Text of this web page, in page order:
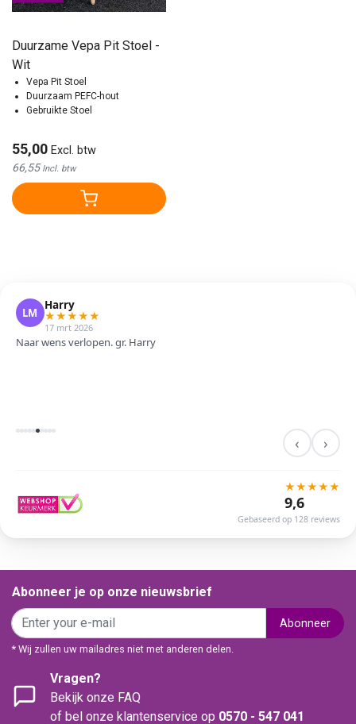
Duurzame Vepa Pit Stoel -
Wit
Vepa Pit Stoel
Duurzaam PEFC-hout
Gebruikte Stoel
55,00 Excl. btw
66,55Incl. btw
LM
Harry
★★★★★
17 mrt 2026
Naar wens verlopen. gr. Harry
‹ ›
★★★★★
9,6
Gebaseerd op 128 reviews
Abonneer je op onze nieuwsbrief
Abonneer
* Wij zullen uw mailadres niet met anderen delen.
Vragen?
Bekijk onze FAQ
of bel onze klantenservice op 0570 - 547 041